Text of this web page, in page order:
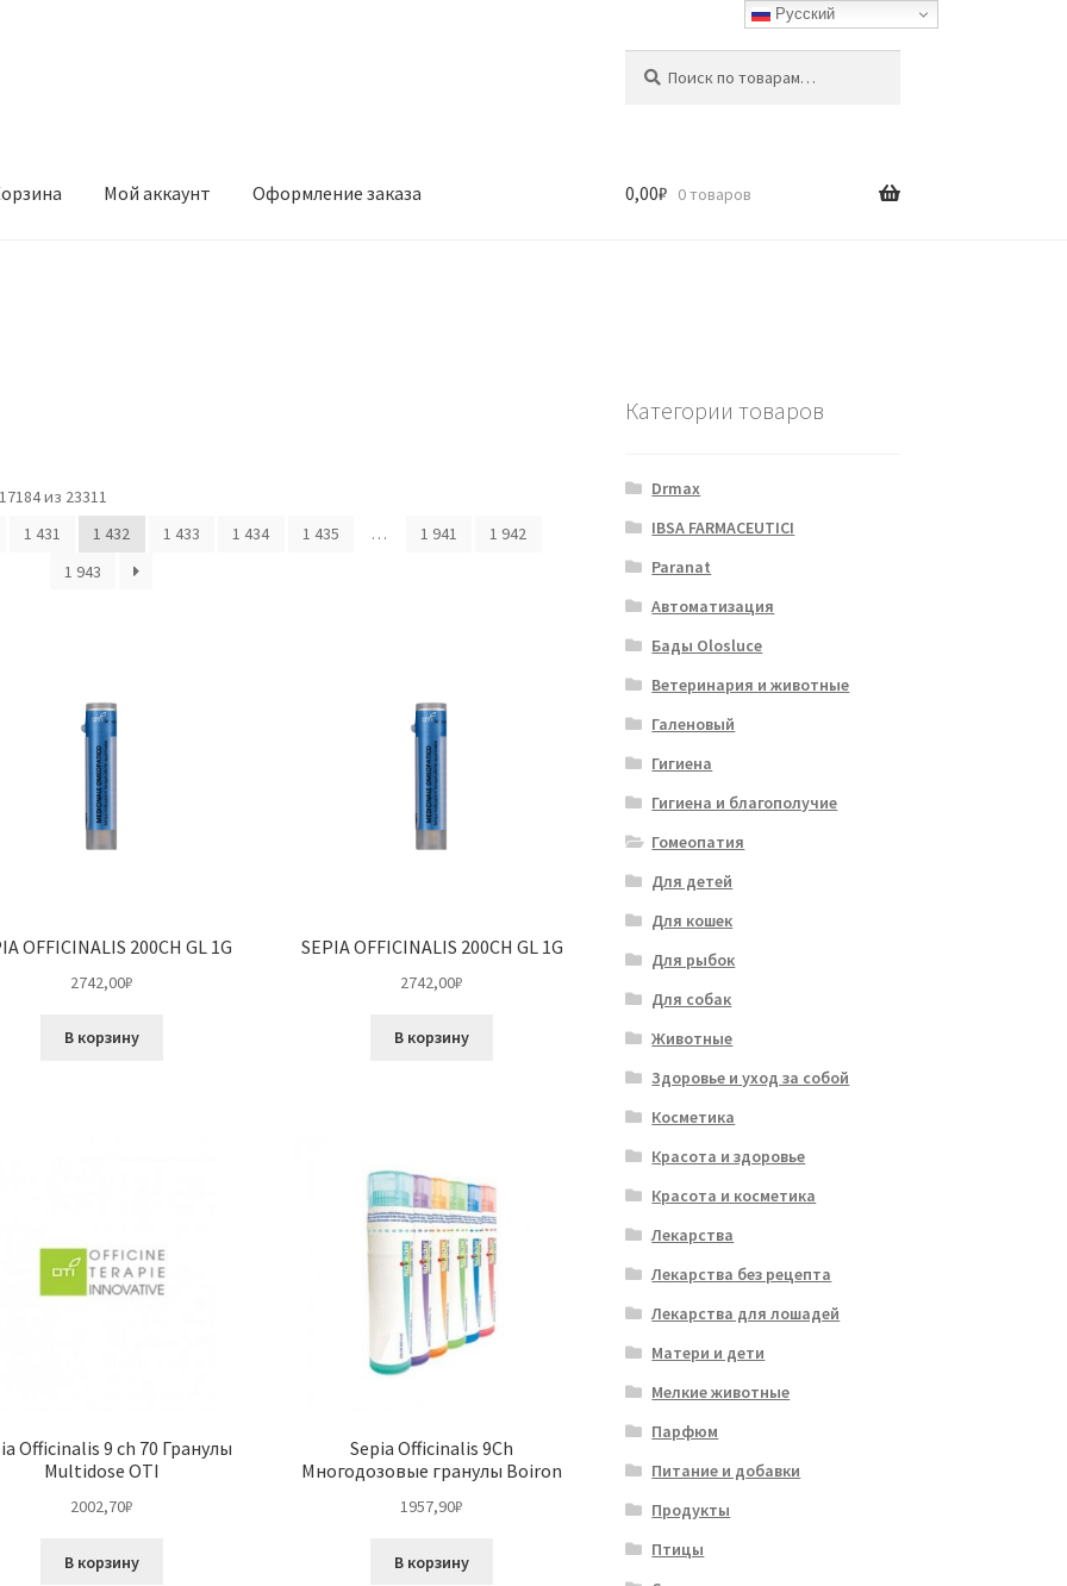
Мой аккаунт Оформление заказа 0,00₽ 0 товаров
из 23311
1 431
1 432 1 433 1 434 1 435 … 1 941
1 942
1 943
OFFICINALIS 200CH GL 1G
2742,00₽
В корзину
SEPIA OFFICINALIS 200CH GL 1G
2742,00₽
В корзину
Officinalis 9 ch 70 Гранулы
Multidose OTI
2002,70₽
В корзину
Sepia Officinalis 9Ch
Многодозовые гранулы Boiron
1957,90₽
В корзину
Категории товаров
Drmax
IBSA FARMACEUTICI
Paranat
Автоматизация
Бады Olosluce
Ветеринария и животные
Галеновый
Гигиена
Гигиена и благополучие
Гомеопатия
Для детей
Для кошек
Для рыбок
Для собак
Животные
Здоровье и уход за собой
Косметика
Красота и здоровье
Красота и косметика
Лекарства
Лекарства без рецепта
Лекарства для лошадей
Матери и дети
Мелкие животные
Парфюм
Питание и добавки
Продукты
Птицы
Русский